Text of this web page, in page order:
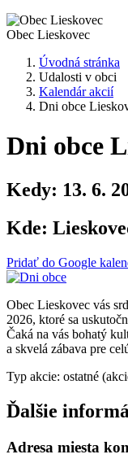
Obec Lieskovec
Úvodná stránka
Udalosti v obci
Kalendár akcií
Dni obce
Dni obce
Kedy: 13. 6.
Kde:
Pridať do Google
Obec Lieskovec vás
2026, ktoré sa
Čaká na vás bohatý
a skvelá zábava pre
Typ akcie: ostatné
Ďalšie
Adresa miesta